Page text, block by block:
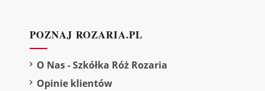
POZNAJ ROZARIA.PL
O Nas - Szkółka Róż Rozaria
Opinie klientów